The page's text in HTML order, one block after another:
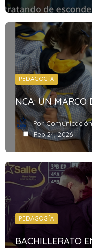
PEDAGOGÍA
NCA: UN MARCO
Por
Feb 24, 2026
PEDAGOGÍA
BACHILLERATO